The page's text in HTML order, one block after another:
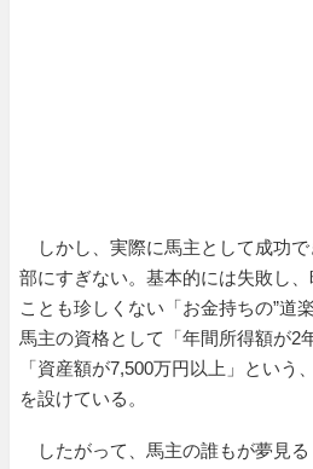
しかし、実際に馬主として成功
部にすぎない。基本的には失敗し
ことも珍しくない「お金持ちの”道
馬主の資格として「年間所得額が2
「資産額が7,500万円以上」という
を設けている。
したがって、馬主の誰もが夢見